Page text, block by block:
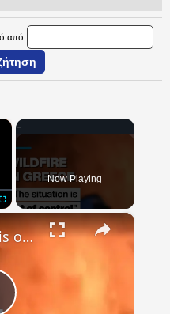
από:
×
Now Playing
×
"The situation is out of control": Greek firefighters battle wildfire for fourth day